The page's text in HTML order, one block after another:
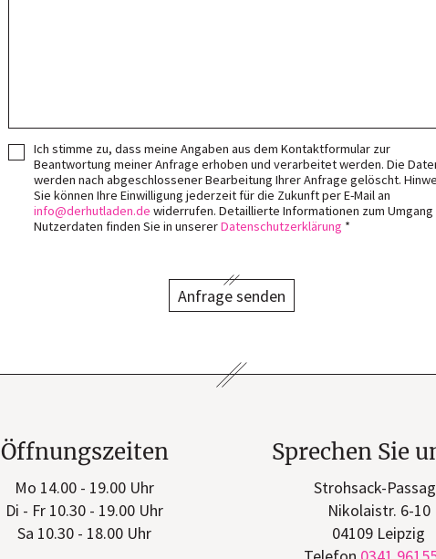
Ich stimme zu, dass meine Angaben aus dem Kontaktformular zur
Beantwortung meiner Anfrage erhoben und verarbeitet werden. Die
werden nach abgeschlossener Bearbeitung Ihrer Anfrage gelöscht.
Sie können Ihre Einwilligung jederzeit für die Zukunft per E-Mail an
info
derhutladen de widerrufen. Detaillierte Informationen zum
Nutzerdaten finden Sie in unsererDatenschutzerklärung *
Anfrage senden
Öffnungszeiten
Mo 14.00 - 19.00 Uhr
Di - Fr 10.30 - 19.00 Uhr
Sa 10.30 - 18.00 Uhr
Sprechen Sie
Strohsack-
Nikolaistr. 6-10
04109 Leipzig